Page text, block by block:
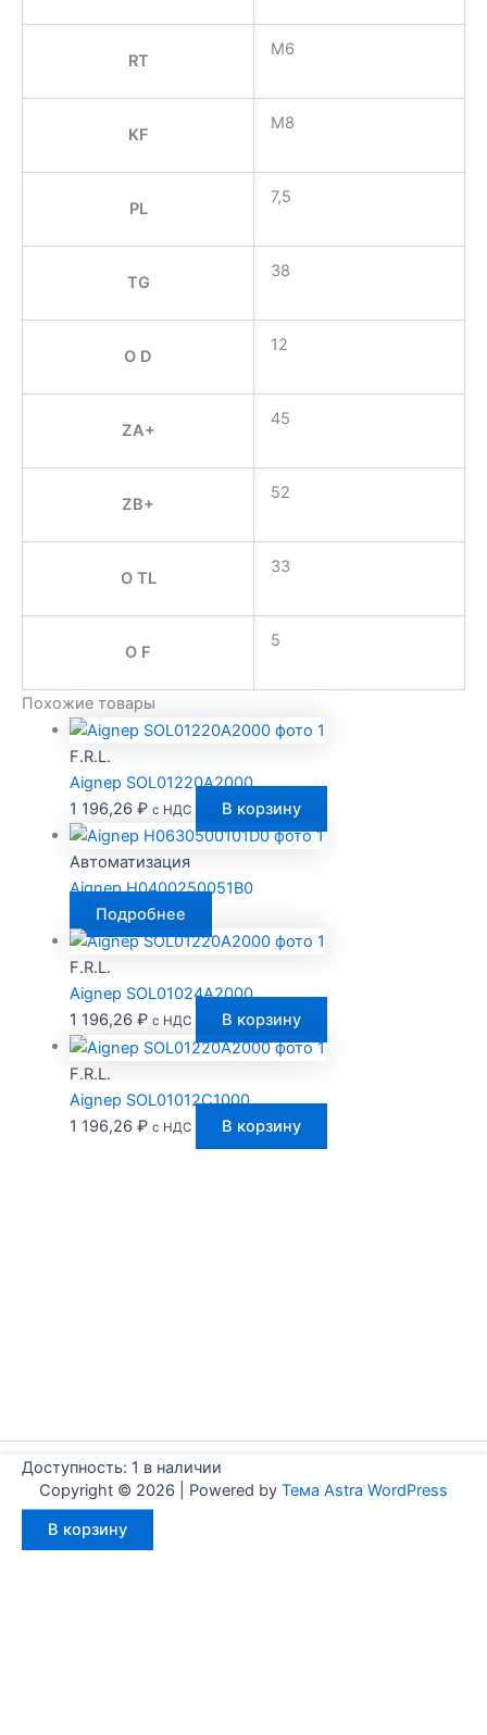
RT
M6
KF
M8
PL
7,5
TG
38
O D
12
ZA+
45
ZB+
52
O TL
33
O F
5
Похожие товары
F.R.L.
Aignep SOL01220A2000
1 196,26 ₽ с НДС В корзину
Автоматизация
Aignep H0400250051B0
Подробнее
F.R.L.
Aignep SOL01024A2000
1 196,26 ₽ с НДС В корзину
F.R.L.
Aignep SOL01012C1000
1 196,26 ₽ с НДС В корзину
Copyright © 2026 | Powered by Тема Astra WordPress
Доступность: 1 в наличии
товара
В корзину